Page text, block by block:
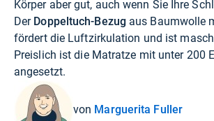
Körper aber gut, auch wenn Sie Ihre
Der Doppeltuch-Bezug aus Baumwolle
fördert die Luftzirkulation und ist
Preislich ist die Matratze mit unter 200
angesetzt.
von Marguerita Fuller